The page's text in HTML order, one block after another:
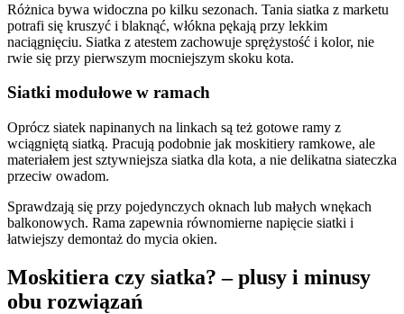
Różnica bywa widoczna po kilku sezonach. Tania siatka z marketu
potrafi się kruszyć i blaknąć, włókna pękają przy lekkim
naciągnięciu. Siatka z atestem zachowuje sprężystość i kolor, nie
rwie się przy pierwszym mocniejszym skoku kota.
Siatki modułowe w ramach
Oprócz siatek napinanych na linkach są też gotowe ramy z
wciągniętą siatką. Pracują podobnie jak moskitiery ramkowe, ale
materiałem jest sztywniejsza siatka dla kota, a nie delikatna siateczka
przeciw owadom.
Sprawdzają się przy pojedynczych oknach lub małych wnękach
balkonowych. Rama zapewnia równomierne napięcie siatki i
łatwiejszy demontaż do mycia okien.
Moskitiera czy siatka? – plusy i minusy
obu rozwiązań